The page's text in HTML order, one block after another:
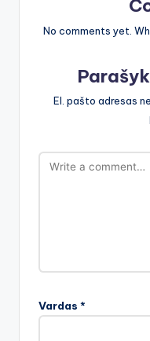
No comments yet.
El. pašto adresas
Vardas *